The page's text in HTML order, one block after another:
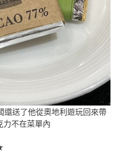
還送了他從奧地利遊玩回來帶
力不在菜單內